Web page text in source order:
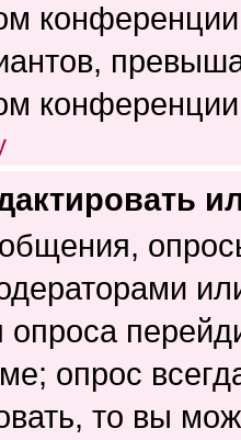
опроса
опрос
то вы